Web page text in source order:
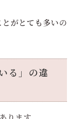
がとても多いの
る」の違